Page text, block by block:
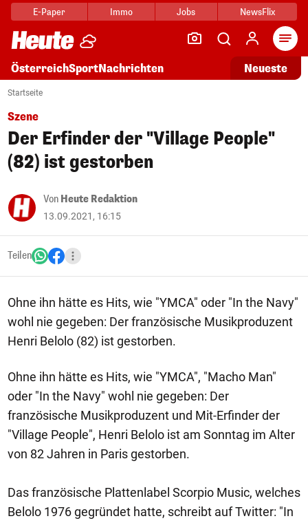
E-Paper Immo Jobs NewsFlix
ÖsterreichSportNachrichten Neueste
Startseite
Szene
Der Erfinder der "Village People"
(82) ist gestorben
Von Heute Redaktion
13.09.2021, 16:15
Teilen
Ohne ihn hätte es Hits, wie "YMCA" oder "In the Navy"
wohl nie gegeben: Der französische Musikproduzent
Henri Belolo (82) ist gestorben.
Ohne ihn hätte es Hits, wie "YMCA", "Macho Man"
oder "In the Navy" wohl nie gegeben: Der
französische Musikproduzent und Mit-Erfinder der
"Village People", Henri Belolo ist am Sonntag im Alter
von 82 Jahren in Paris gestorben.
Das französische Plattenlabel Scorpio Music, welches
Belolo 1976 gegründet hatte, schreibt auf Twitter: "In